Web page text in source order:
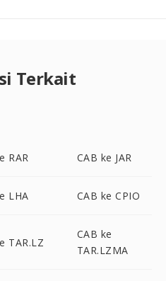
Terkait
RAR CAB ke JAR
LHA CAB ke CPIO
TAR.LZ
CAB ke
TAR.LZMA